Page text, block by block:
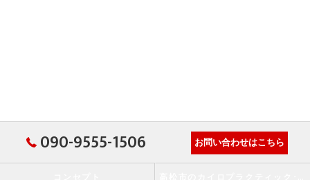
090-9555-1506 お問い合わせはこちら